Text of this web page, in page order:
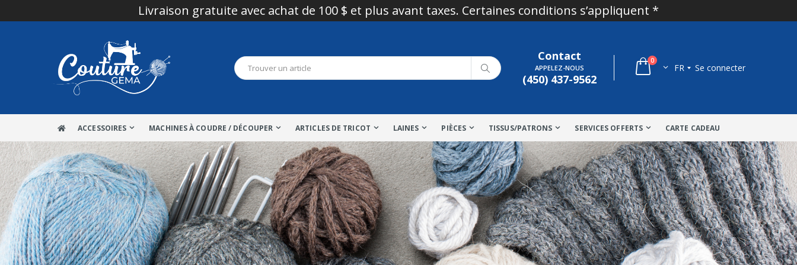
Livraison gratuite avec achat de 100 $ et plus avant taxes. Certaines conditions s’appliquent *
Contact
APPELEZ-NOUS
(450) 437-9562
0
FR Se connecter
ACCESSOIRES MACHINES À COUDRE / DÉCOUPER ARTICLES DE TRICOT LAINES PIÈCES TISSUS/PATRONS SERVICES OFFERTS CARTE CADEAU